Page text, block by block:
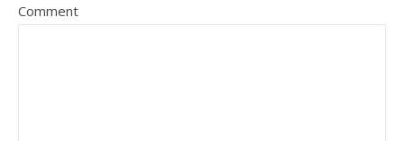
Comment